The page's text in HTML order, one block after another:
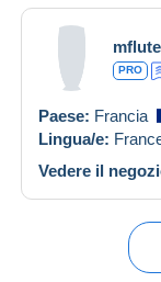
PRO
Paese: Francia
Lingua/e:
Vedere il